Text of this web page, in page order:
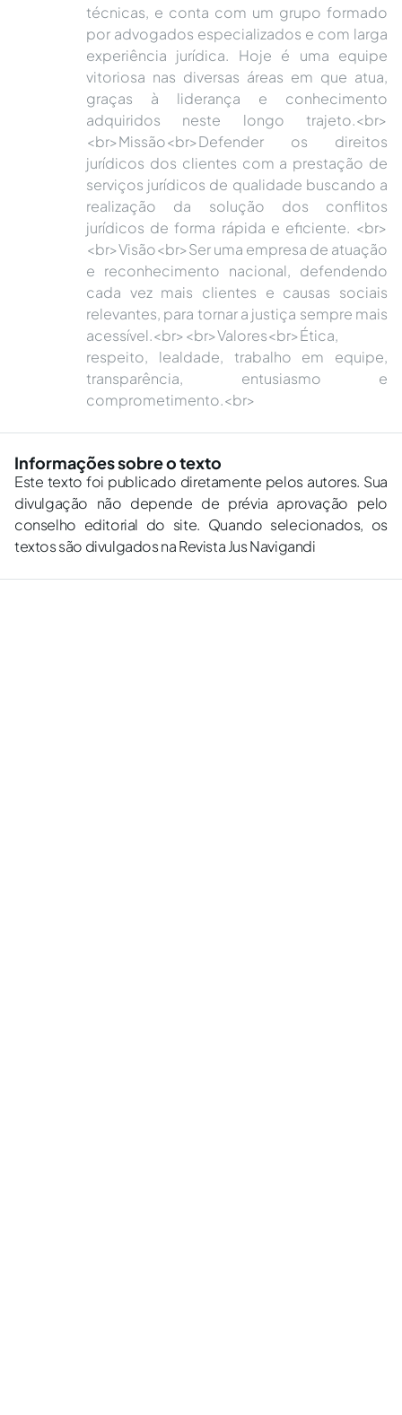
técnicas, e conta com um grupo formado
por advogados especializados e com larga
experiência jurídica. Hoje é uma equipe
vitoriosa nas diversas áreas em que atua,
graças à liderança e conhecimento
adquiridos neste longo trajeto.<br>
<br>Missão<br>Defender os direitos
jurídicos dos clientes com a prestação de
serviços jurídicos de qualidade buscando a
realização da solução dos conflitos
jurídicos de forma rápida e eficiente. <br>
<br>Visão<br>Ser uma empresa de atuação
e reconhecimento nacional, defendendo
cada vez mais clientes e causas sociais
relevantes, para tornar a justiça sempre mais
acessível.<br><br>Valores<br>Ética,
respeito, lealdade, trabalho em equipe,
transparência, entusiasmo e
comprometimento.<br>
Informações sobre o texto
Este texto foi publicado diretamente pelos autores. Sua
divulgação não depende de prévia aprovação pelo
conselho editorial do site. Quando selecionados, os
textos são divulgados na Revista Jus Navigandi